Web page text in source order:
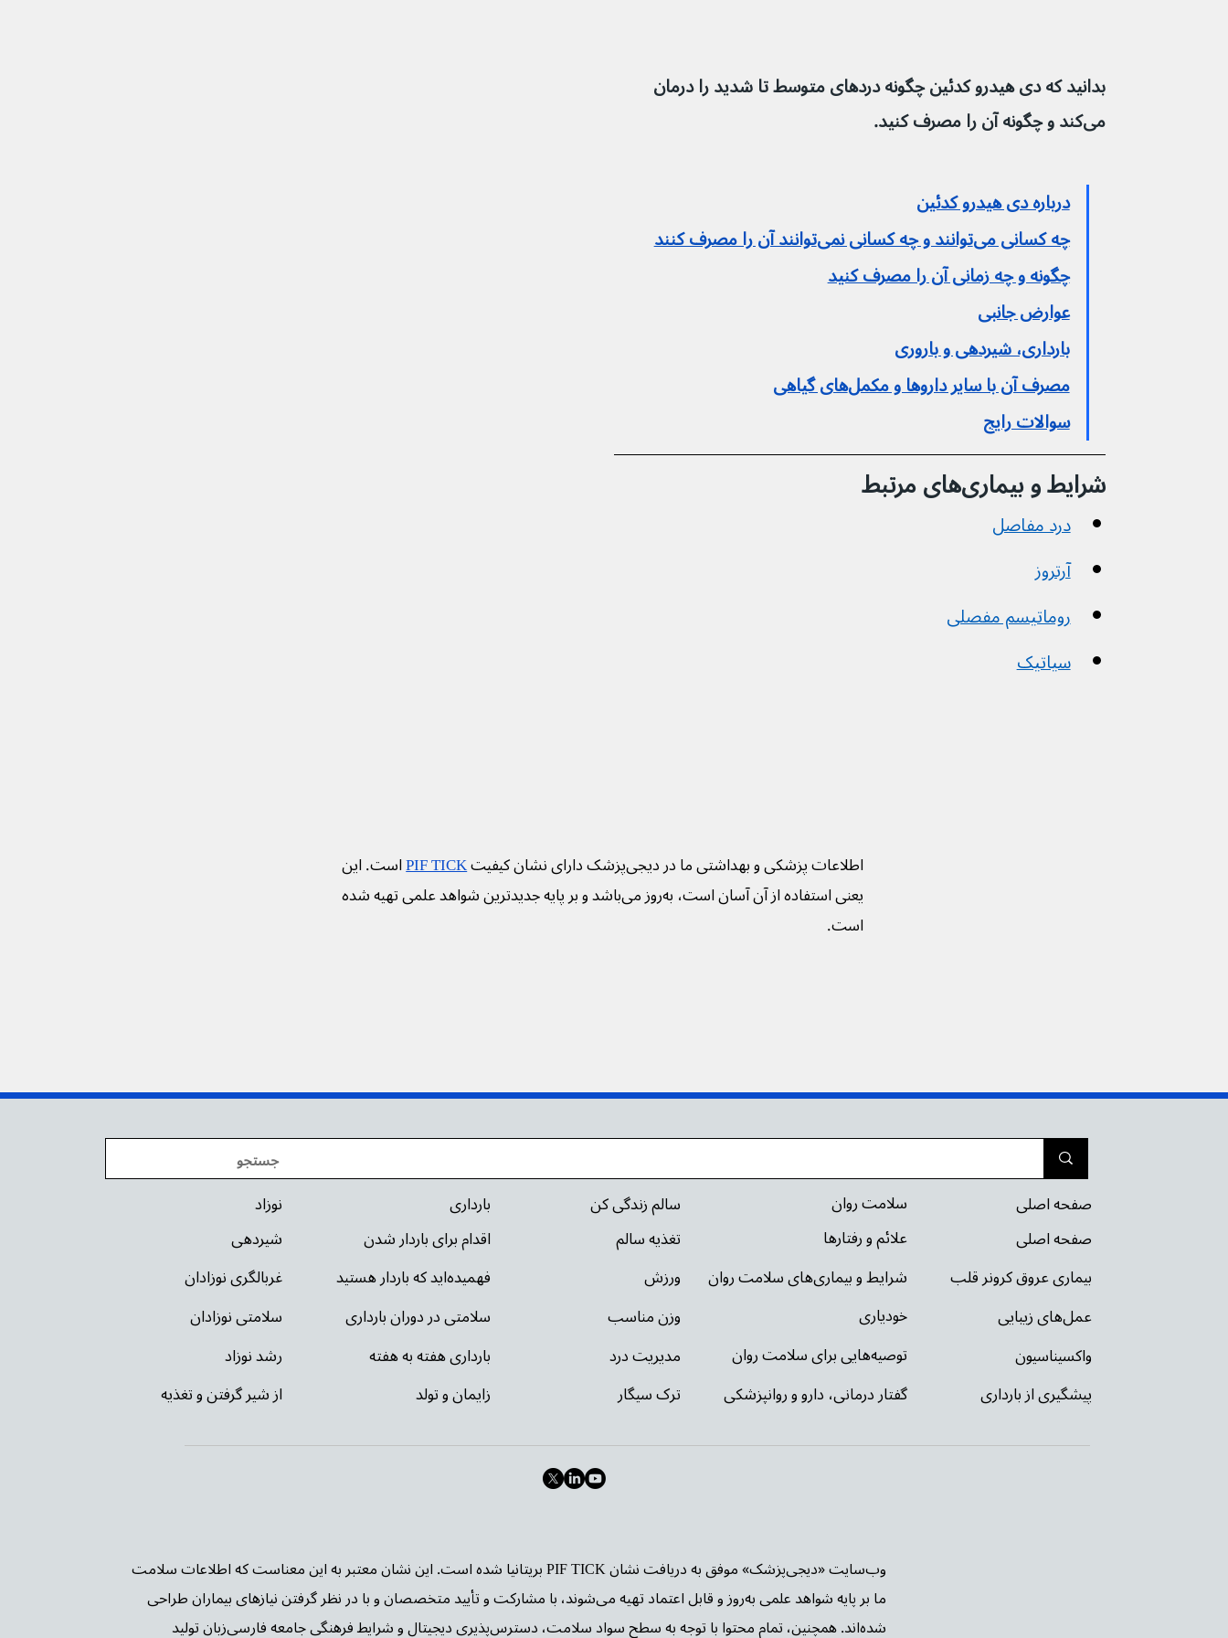
بدانید که دی هیدرو کدئین چگونه دردهای متوسط تا شدید را درمان
می‌کند و چگونه آن را مصرف کنید.
درباره دی هیدرو کدئین
چه کسانی می‌توانند و چه کسانی نمی‌توانند آن را مصرف کنند
چگونه و چه زمانی آن را مصرف کنید
عوارض جانبی
بارداری، شیردهی و باروری
مصرف آن با سایر داروها و مکمل‌های گیاهی
سوالات رایج
شرایط و بیماری‌های مرتبط
درد مفاصل
آرتروز
روماتیسم مفصلی
سیاتیک
اطلاعات پزشکی و بهداشتی ما در دیجی‌پزشک دارای نشان کیفیتPIF TICKاست. این
یعنی استفاده از آن آسان است، به‌روز می‌باشد و بر پایه جدیدترین شواهد علمی تهیه شده
است.
وب‌سایت «دیجی‌پزشک» موفق به دریافت نشان PIF TICK بریتانیا شده است. این نشان معتبر به این معناست که اطلاعات سلامت
ما بر پایه شواهد علمی به‌روز و قابل اعتماد تهیه می‌شوند، با مشارکت و تأیید متخصصان و با در نظر گرفتن نیازهای بیماران طراحی
شده‌اند. همچنین، تمام محتوا با توجه به سطح سواد سلامت، دسترس‌پذیری دیجیتال و شرایط فرهنگی جامعه فارسی‌زبان تولید
نوزاد
شیردهی
غربالگری نوزادان
سلامتی نوزادان
رشد نوزاد
از شیر گرفتن و تغذیه
بارداری
اقدام برای باردار شدن
فهمیده‌اید که باردار هستید
سلامتی در دوران بارداری
بارداری هفته به هفته
زایمان و تولد
سالم زندگی کن
تغذیه سالم
ورزش
وزن مناسب
مدیریت درد
ترک سیگار
سلامت روان
علائم و رفتارها
شرایط و بیماری‌های سلامت روان
خودیاری
توصیه‌‌هایی برای سلامت روان
گفتار درمانی، دارو و روانپزشکی
صفحه اصلی
صفحه اصلی
بیماری عروق کرونر قلب
عمل‌های زیبایی
واکسیناسیون
پیشگیری از بارداری